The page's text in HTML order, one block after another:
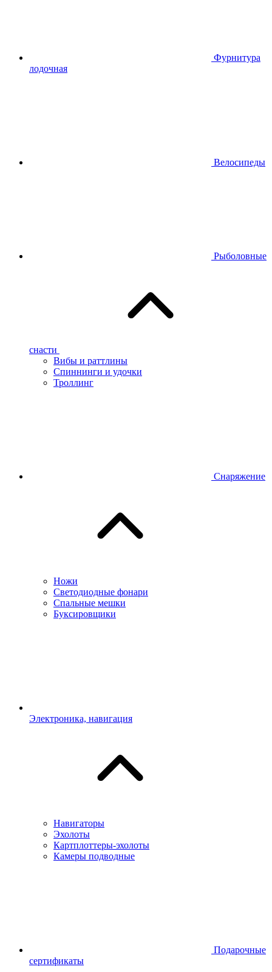
Фурнитура
лодочная
Велосипеды
Рыболовные
снасти
Вибы и раттлины
Спиннинги и удочки
Троллинг
Снаряжение
Ножи
Светодиодные фонари
Спальные мешки
Буксировщики
Электроника, навигация
Навигаторы
Эхолоты
Картплоттеры-эхолоты
Камеры подводные
Подарочные
сертификаты